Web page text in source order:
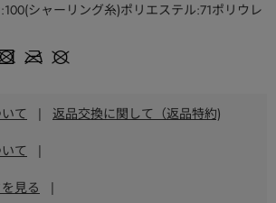
シャーリング糸)ポリエステル:71ポリウレ
て | 返品交換に関して（返品特約)
て |
見る |